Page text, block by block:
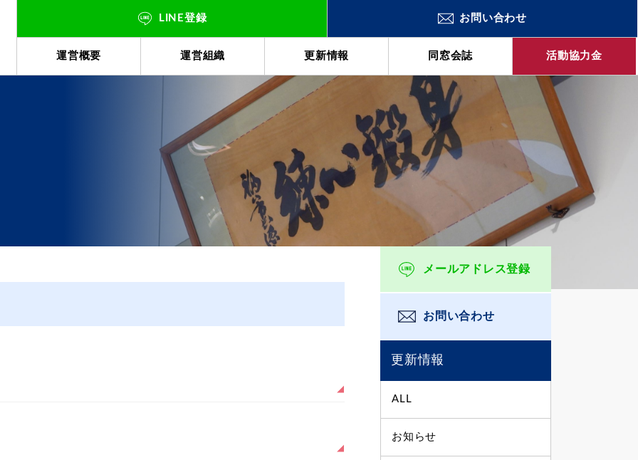
LINE登録 お問い合わせ
運営概要 運営組織 更新情報 同窓会誌 活動協力金
メールアドレス登録
お問い合わせ
更新情報
ALL
お知らせ